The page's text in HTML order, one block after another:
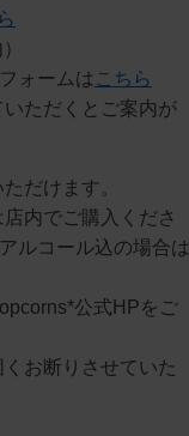
ォームは こちら
ただくとご案内が
だけます。
内でご購入くださ
ルコール込の場合は
公式HPをご
お断りさせていた